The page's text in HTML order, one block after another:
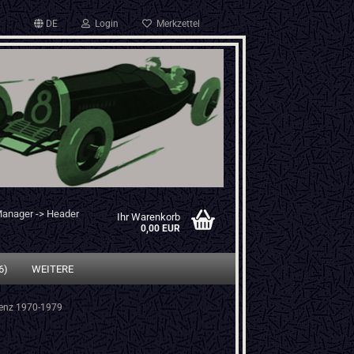
DE Login Merkzettel
-> Header Ihr Warenkorb
0,00 EUR
WEITERE
1970-1979